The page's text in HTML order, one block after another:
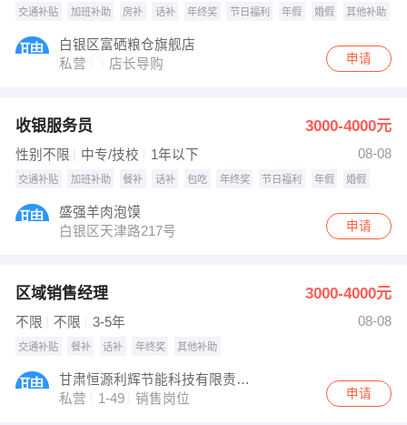
交通补贴 加班补助 房补 话补 年终奖 节日福利 年假 婚假 其他补助
白银区富硒粮仓旗舰店
私营
店长导购 申请
收银服务员 3000-4000元
性别不限 中专/技校 1年以下 08-08
交通补贴 加班补助 餐补 话补 包吃 年终奖 节日福利 年假 婚假
盛强羊肉泡馍
白银区天津路217号
申请
区域销售经理 3000-4000元
不限 不限 3-5年 08-08
交通补贴 餐补 话补 年终奖 其他补助
甘肃恒源利辉节能科技有限责任公司
私营
1-49 销售岗位 申请